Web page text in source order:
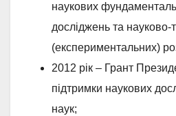
наукових
досліджень та науково-
(експериментальних)
2012 рік – Грант
підтримки наукових
наук;